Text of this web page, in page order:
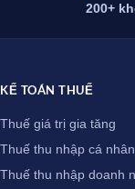
200+
KẾ TOÁN THUẾ
Thuế giá trị gia tăng
Thuế thu nhập cá nhân
Thuế thu nhập doanh